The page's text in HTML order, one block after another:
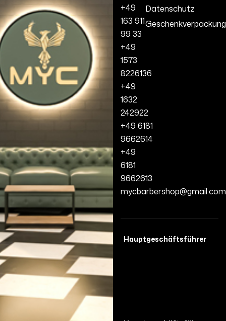
+49
163 911
99 33
+49
1573
8226136
+49
1632
242922
+49 6181
9662614
+49
6181
9662613
mycbarbershop@gmail.com
Datenschutz
Geschenkverpackung
Hauptgeschäftsführer